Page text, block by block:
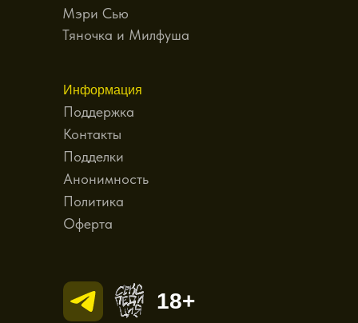
Информация
Поддержка
Контакты
Подделки
Анонимность
Политика
Оферта
Мэри Сью
Тяночка и Милфуша
18+